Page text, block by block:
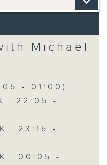
Michael
- 01:00)
22:05 -
23:15 -
00:05 -